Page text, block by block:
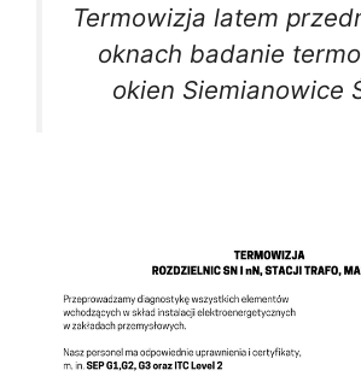
Termowizja latem
oknach badanie
okien Siemianowice